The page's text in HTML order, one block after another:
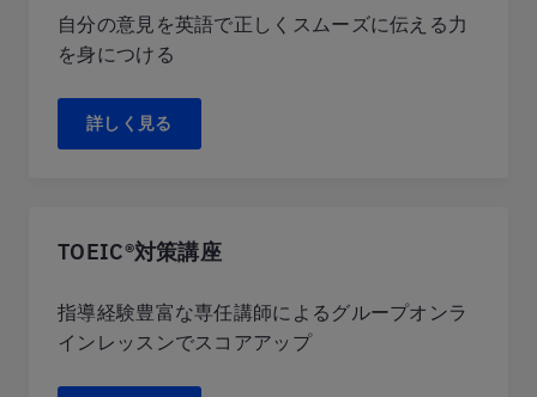
自分の意見を英語で正しくスムーズに伝える力
を身につける
詳しく見る
TOEIC®対策講座
指導経験豊富な専任講師によるグループオンラ
インレッスンでスコアアップ